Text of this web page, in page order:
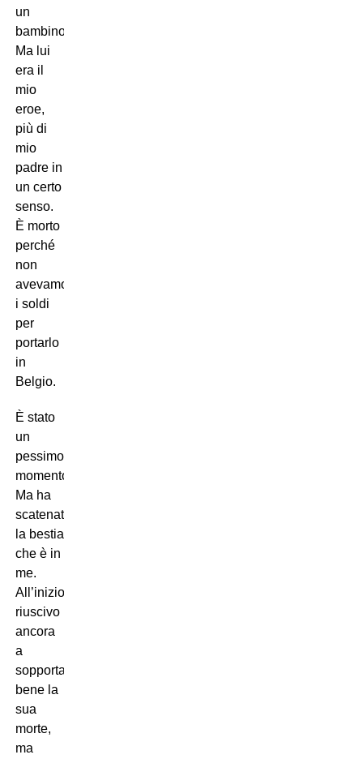
un
bambino.
Ma lui
era il
mio
eroe,
più di
mio
padre in
un certo
senso.
È morto
perché
non
avevamo
i soldi
per
portarlo
in
Belgio.
È stato
un
pessimo
momento.
Ma ha
scatenato
la bestia
che è in
me.
All’inizio
riuscivo
ancora
a
sopportare
bene la
sua
morte,
ma